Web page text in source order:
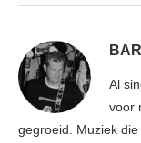
Al
voor
gegroeid. Muziek